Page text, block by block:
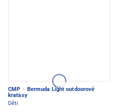
CMP ·
Bermuda Light outdoorové
kraťasy
Děti